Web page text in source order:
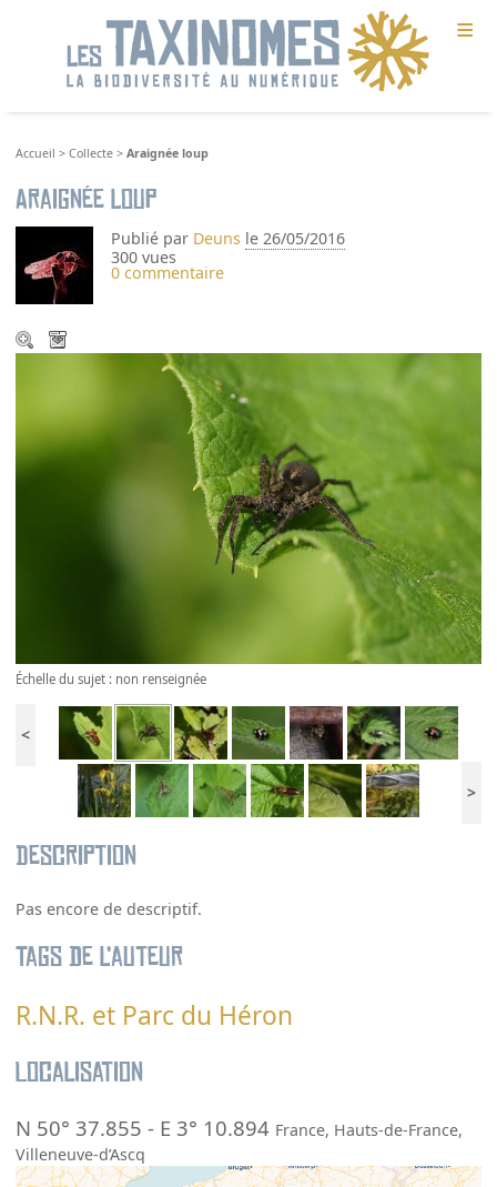
≡
Accueil >Collecte >Araignée loup
Araignée loup
Publié par Deuns le 26/05/2016
300 vues
0 commentaire
Échelle du sujet : non renseignée
<
>
Description
Pas encore de descriptif.
Tags de l’auteur
R.N.R. et Parc du Héron
Localisation
N 50° 37.855 - E 3° 10.894 France, Hauts-de-France,
Villeneuve-d’Ascq